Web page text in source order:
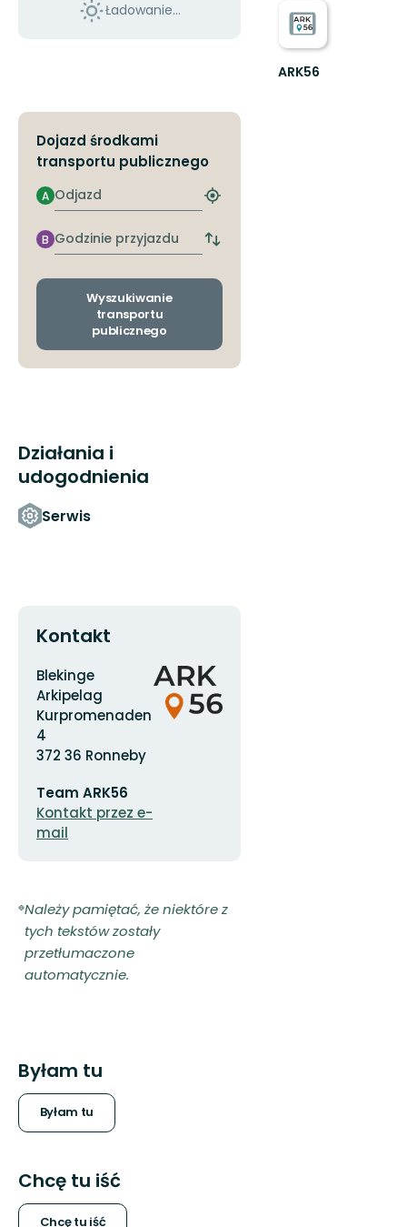
Ładowanie...
Dojazd środkami
transportu publicznego
Odjazd
A
Znajdź
przystanek
Godzinie
przyjazdu
B
Zmiana
odjazdu
Wyszukiwanie
transportu
publicznego
Działania i
udogodnienia
Serwis
Kontakt
Adres
Blekinge
Arkipelag
Kurpromenaden
4
372 36 Ronneby
e-
mail
Team ARK56
Kontakt przez e-
mail
Logotyp
organizacji
Należy pamiętać, że niektóre z
tych tekstów zostały
przetłumaczone
automatycznie.
Byłam tu
Byłam tu
Chcę tu iść
Chcę tu iść
ARK56